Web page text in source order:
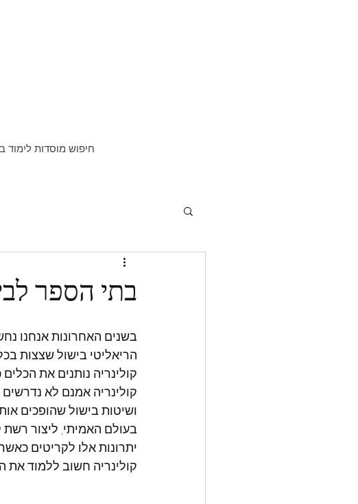
חיפוש מוסדות לימוד
בתי הספר
בשנים האחרונות אנחנו
הריאליטי בישול שצצות
קולינריה נותנים את
קולינריה אמנם לא
ושיטות בישול שהופכים
בעולם האמיתי, ליצור
יתרונות אלו לקריטים
קולינריה חשוב ללמוד את